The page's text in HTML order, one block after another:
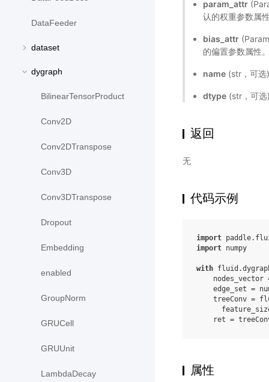
DataFeeder
dataset
dygraph
BilinearTensorProduct
Conv2D
Conv2DTranspose
Conv3D
Conv3DTranspose
Dropout
Embedding
enabled
GroupNorm
GRUCell
GRUUnit
LambdaDecay
param_attr
认的权重参数属
bias_attr
的偏置参数属性
name (str，可
dtype (str，可
返回
无
代码示例
import
import numpy
with fluid .
nodes_vector
edge_set =
treeConv =
ret =
属性